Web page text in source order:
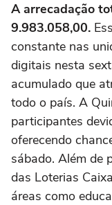
A arrecadação
9.983.058,00.
constante nas
digitais nesta
acumulado que
todo o país. A
participantes
oferecendo
sábado. Além de
das Loterias
áreas como